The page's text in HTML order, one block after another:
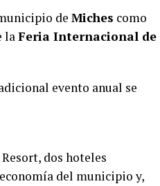
de Miches como
laFeria Internacional de
evento anual se
Resort, dos hoteles
del municipio y,